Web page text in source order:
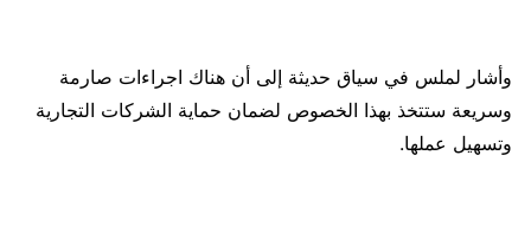
وأشار لملس في سياق حديثة إلى أن هناك اجراءات صارمة
وسريعة ستتخذ بهذا الخصوص لضمان حماية الشركات التجارية
وتسهيل عملها.